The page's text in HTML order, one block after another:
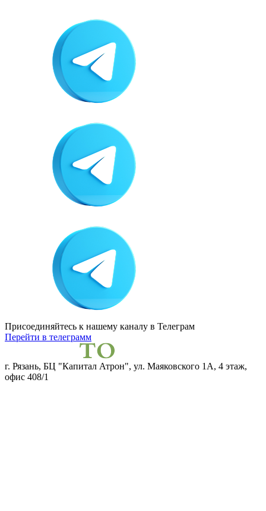
Присоединяйтесь к нашему каналу в Телеграм
Перейти в телеграмм
г. Рязань, БЦ "Капитал Атрон", ул. Маяковского 1А, 4 этаж,
офис 408/1